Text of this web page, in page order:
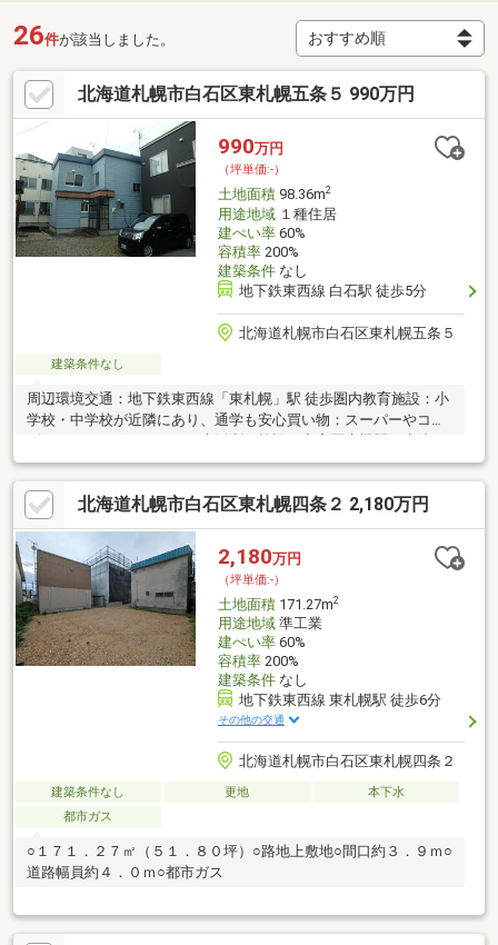
26件が該当しました。
北海道札幌市白石区東札幌五条５ 990万円
990万円
（坪単価:-）
土地面積98.36m2
用途地域１種住居
建ぺい率60%
容積率200%
建築条件なし
地下鉄東西線 白石駅 徒歩5分
北海道札幌市白石区東札幌五条５
建築条件なし
周辺環境交通：地下鉄東西線「東札幌」駅 徒歩圏内教育施設：小
学校・中学校が近隣にあり、通学も安心買い物：スーパーやコン
ビニ、ドラッグストアなど生活利便施設が充実医療機関：病院や
クリニックも徒歩圏内公園：近くに公園があり、子育て世帯にも
適しています旗竿地のメリット道路から奥まった場所なので車の
通行音や人通りが少なく、静かな住環境を実現敷地内のプライバ
シーが確保しやすい比較的手頃な価格設定が多い
北海道札幌市白石区東札幌四条２ 2,180万円
2,180万円
（坪単価:-）
土地面積171.27m2
用途地域準工業
建ぺい率60%
容積率200%
建築条件なし
地下鉄東西線 東札幌駅 徒歩6分
その他の交通
北海道札幌市白石区東札幌四条２
建築条件なし 更地
本下水
都市ガス
○１７１．２７㎡（５１．８０坪）○路地上敷地○間口約３．９ｍ○
道路幅員約４．０ｍ○都市ガス